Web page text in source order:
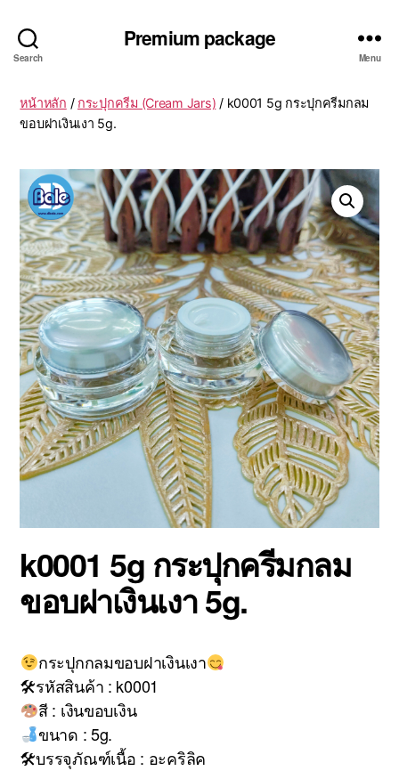
Search
Premium package
Menu
หน้าหลัก / กระปุกครีม (Cream Jars) / k0001 5g กระปุกครีมกลม
ขอบฝาเงินเงา 5g.
k0001 5g กระปุกครีมกลม
ขอบฝาเงินเงา 5g.
กระปุกกลมขอบฝาเงินเงา
🛠รหัสสินค้า : k0001
สี : เงินขอบเงิน
ขนาด : 5g.
🛠บรรจุภัณฑ์เนื้อ : อะคริลิค